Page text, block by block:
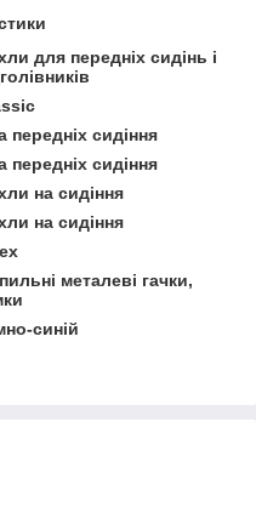
для передніх сидінь і
передніх сидіння
передніх сидіння
на сидіння
на сидіння
металеві гачки,
синій